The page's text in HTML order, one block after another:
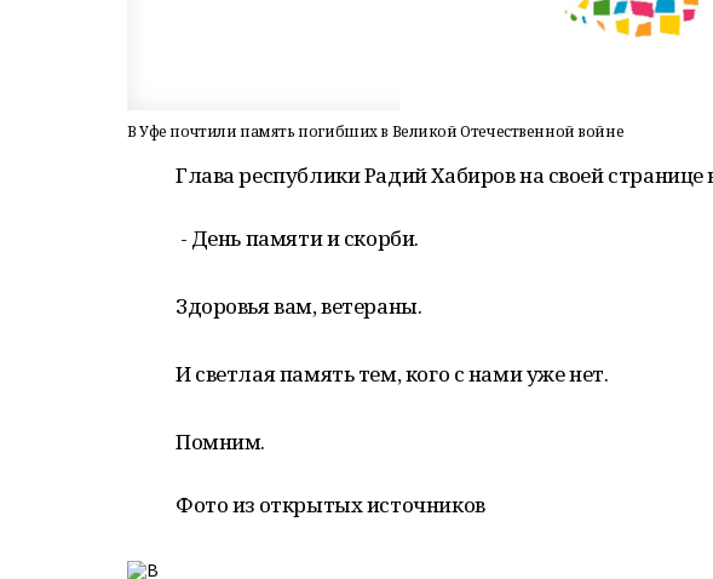
В Уфе почтили память погибших в Великой Отечественной войне
Глава республики Радий Хабиров на своей
- День памяти и скорби.
Здоровья вам, ветераны.
И светлая память тем, кого с нами уже нет.
Помним.
Фото из открытых источников